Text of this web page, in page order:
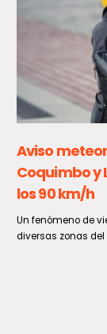
VRS
últimas
De acuerdo a lo
Epidemiológica 30,